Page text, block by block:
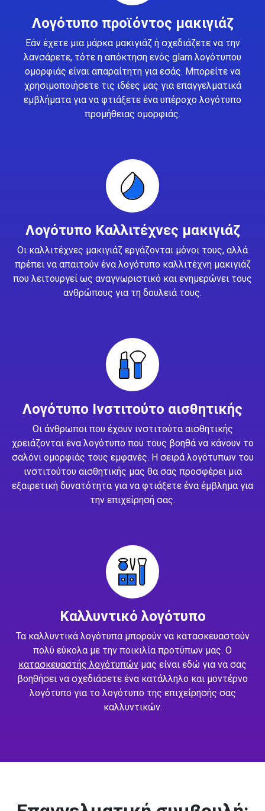
Λογότυπο προϊόντος μακιγιάζ
Εάν έχετε μια μάρκα μακιγιάζ ή σχεδιάζετε να την
λανσάρετε, τότε η απόκτηση ενός glam λογότυπου
ομορφιάς είναι απαραίτητη για εσάς. Μπορείτε να
χρησιμοποιήσετε τις ιδέες μας για επαγγελματικά
εμβλήματα για να φτιάξετε ένα υπέροχο λογότυπο
προμήθειας ομορφιάς.
Λογότυπο Καλλιτέχνες μακιγιάζ
Οι καλλιτέχνες μακιγιάζ εργάζονται μόνοι τους, αλλά
πρέπει να απαιτούν ένα λογότυπο καλλιτέχνη μακιγιάζ
που λειτουργεί ως αναγνωριστικό και ενημερώνει τους
ανθρώπους για τη δουλειά τους.
Λογότυπο Ινστιτούτο αισθητικής
Οι άνθρωποι που έχουν ινστιτούτα αισθητικής
χρειάζονται ένα λογότυπο που τους βοηθά να κάνουν το
σαλόνι ομορφιάς τους εμφανές. Η σειρά λογότυπων του
ινστιτούτου αισθητικής μας θα σας προσφέρει μια
εξαιρετική δυνατότητα για να φτιάξετε ένα έμβλημα για
την επιχείρησή σας.
Καλλυντικό λογότυπο
Τα καλλυντικά λογότυπα μπορούν να κατασκευαστούν
πολύ εύκολα με την ποικιλία προτύπων μας. Ο
κατασκευαστής λογότυπών μας είναι εδώ για να σας
βοηθήσει να σχεδιάσετε ένα κατάλληλο και μοντέρνο
λογότυπο για το λογότυπο της επιχείρησής σας
καλλυντικών.